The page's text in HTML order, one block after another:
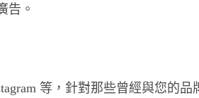
告。
等，針對那些曾經與您的